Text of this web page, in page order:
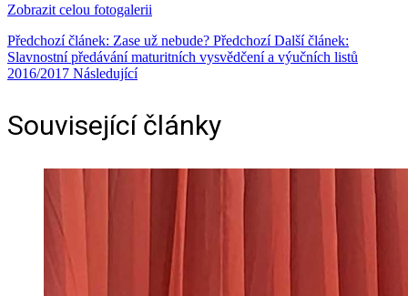
Zobrazit celou fotogalerii
Předchozí článek: Zase už nebude? Předchozí Další článek:
Slavnostní předávání maturitních vysvědčení a výučních listů
2016/2017 Následující
Související články